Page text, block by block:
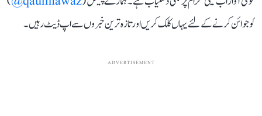
کو جوائن کرنے کے لئے یہاں کلک کریں اور تازہ ترین خبروں سے اپ ڈیٹ رہیں۔
ADVERTISEMENT